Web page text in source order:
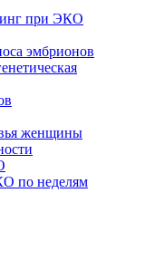
при ЭКО
эмбрионов
женщины
по неделям